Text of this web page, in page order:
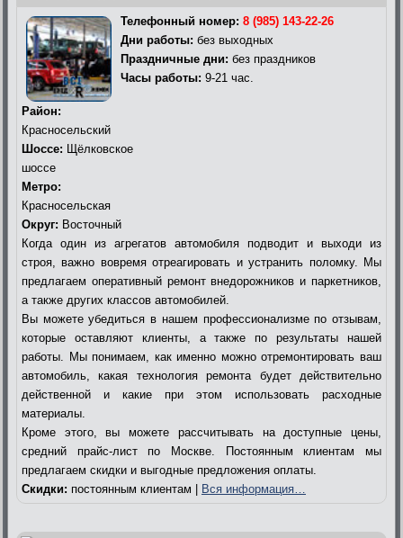
Телефонный номер: 8 (985) 143-22-26
Дни работы: без выходных
Праздничные дни: без праздников
Часы работы: 9-21 час.
Район:
Красносельский
Шоссе: Щёлковское
шоссе
Метро:
Красносельская
Округ: Восточный
Когда один из агрегатов автомобиля подводит и выходи из
строя, важно вовремя отреагировать и устранить поломку. Мы
предлагаем оперативный ремонт внедорожников и паркетников,
а также других классов автомобилей.
Вы можете убедиться в нашем профессионализме по отзывам,
которые оставляют клиенты, а также по результаты нашей
работы. Мы понимаем, как именно можно отремонтировать ваш
автомобиль, какая технология ремонта будет действительно
действенной и какие при этом использовать расходные
материалы.
Кроме этого, вы можете рассчитывать на доступные цены,
средний прайс-лист по Москве. Постоянным клиентам мы
предлагаем скидки и выгодные предложения оплаты.
Скидки: постоянным клиентам | Вся информация…